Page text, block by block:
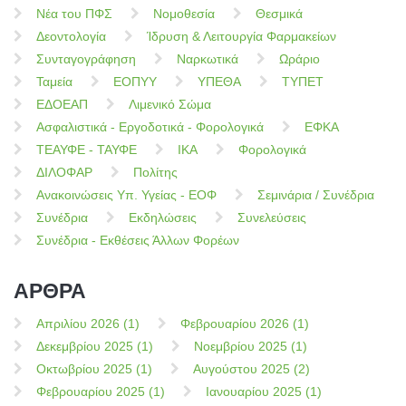
Νέα του ΠΦΣ
Νομοθεσία
Θεσμικά
Δεοντολογία
Ίδρυση & Λειτουργία Φαρμακείων
Συνταγογράφηση
Ναρκωτικά
Ωράριο
Ταμεία
ΕΟΠΥΥ ΥΠΕΘΑ
ΤΥΠΕΤ
ΕΔΟΕΑΠ
Λιμενικό Σώμα
Ασφαλιστικά - Εργοδοτικά - Φορολογικά
ΕΦΚΑ
ΤΕΑΥΦΕ - ΤΑΥΦΕ
ΙΚΑ
Φορολογικά
ΔΙΛΟΦΑΡ
Πολίτης
Ανακοινώσεις Υπ. Υγείας - ΕΟΦ
Σεμινάρια / Συνέδρια
Συνέδρια
Εκδηλώσεις
Συνελεύσεις
Συνέδρια - Εκθέσεις Άλλων Φορέων
ΑΡΘΡΑ
Απριλίου 2026 (1)
Φεβρουαρίου 2026 (1)
Δεκεμβρίου 2025 (1)
Νοεμβρίου 2025 (1)
Οκτωβρίου 2025 (1)
Αυγούστου 2025 (2)
Φεβρουαρίου 2025 (1)
Ιανουαρίου 2025 (1)